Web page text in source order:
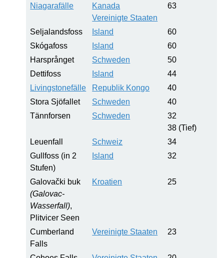
Niagarafälle
Kanada
Vereinigte Staaten
63
Seljalandsfoss Island
60
Skógafoss
Island
60
Harsprånget
Schweden
50
Dettifoss
Island
44
Livingstonefälle
Republik Kongo
40
Stora Sjöfallet
Schweden
40
Tännforsen
Schweden
32
38 (Tief)
Leuenfall
Schweiz
34
Gullfoss (in 2
Stufen)
Island 32
Galovački buk
(Galovac-
Wasserfall),
Plitvicer Seen
Kroatien 25
Cumberland
Falls
Vereinigte Staaten 23